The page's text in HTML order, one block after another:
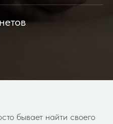
бывает найти своего